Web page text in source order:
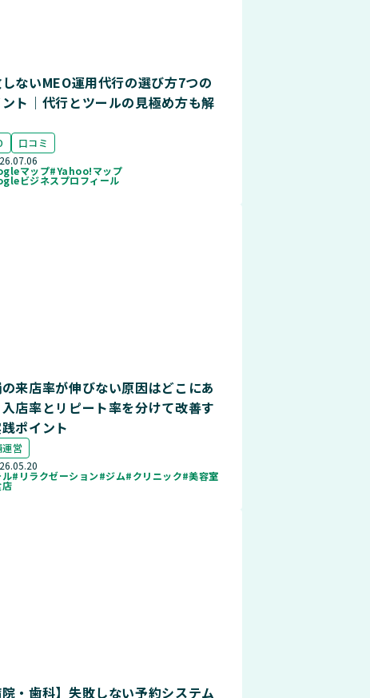
ないMEO運用代行の選び方7つの
ト｜代行とツールの見極め方も解
口コミ
マップ#Yahoo!マップ
ビジネスプロフィール
来店率が伸びない原因はどこにあ
店率とリピート率を分けて改善す
ポイント
運営
#リラクゼーション#ジム#クリニック#美容室
院・歯科】失敗しない予約システム